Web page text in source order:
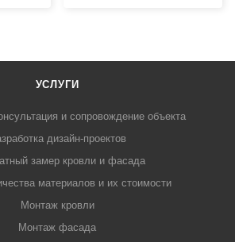
УСЛУГИ
и сопровождение объекта
дизайн-проектов
замер кровли и фасада
материалов и их стоимости
Монтаж кровли
Монтаж фасада